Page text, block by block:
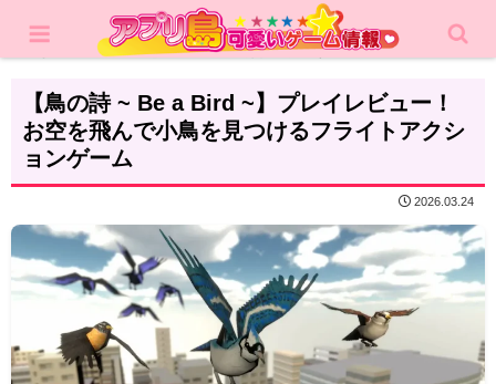
レビュー カジュアルゲーム
【鳥の詩 ~ Be a Bird ~】プレイレビュー！
お空を飛んで小鳥を見つけるフライトアクシ
ョンゲーム
2026.03.24